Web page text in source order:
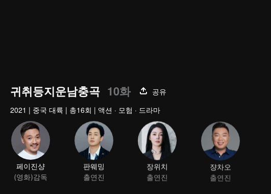
귀취등지운남충곡 10화
공유
2021 | 중국 대륙 | 총16회 | 액션 · 모험 · 드라마
페이진샹
(영화)감독
판웨밍
출연진
장위치
출연진
쟝차오
출연진